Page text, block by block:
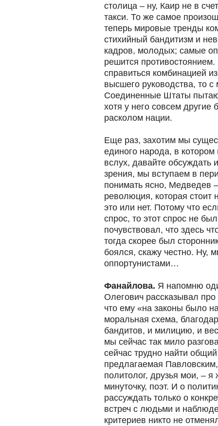
столица – ну, Каир не в
такси. То же самое
теперь мировые тренды
стихийный бандитизм и
кадров, молодых; самые
решится
справиться комбинацией
высшего руководства, то
Соединенные Штаты
хотя у него совсем другие
расколом нации.
Еще раз, захотим мы
единого народа, в
вслух, давайте обсуждать
зрения, мы вступаем в
понимать ясно, Медведев
революция, которая стоит
это или нет. Потому что
спрос, то этот спрос не
почувствовал, что здесь
тогда скорее был
боялся, скажу честно. Ну,
оппортунистами…
Фанайлова. Я напомню
Олегович рассказывал
что ему «на законы было
моральная схема,
бандитов, и милицию, и
мы сейчас так мило
сейчас трудно найти
предлагаемая
политолог, друзья мои, –
минуточку, поэт. И о
рассуждать только о
встреч с людьми и
критериев никто не